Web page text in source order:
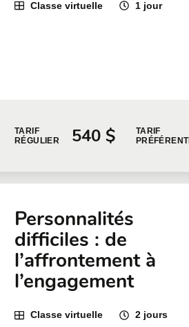
Classe virtuelle 1 jour
TARIF
RÉGULIER
540 $
TARIF
Personnalités
difficiles : de
l’affrontement à
l’engagement
Classe virtuelle 2 jours